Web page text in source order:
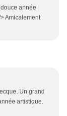
année
Amicalement
Un grand
artistique.